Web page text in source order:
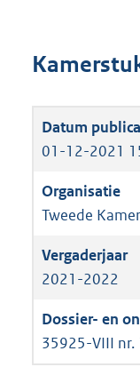
01-12-2021
Tweede
2021-2022
35925-VIII nr.